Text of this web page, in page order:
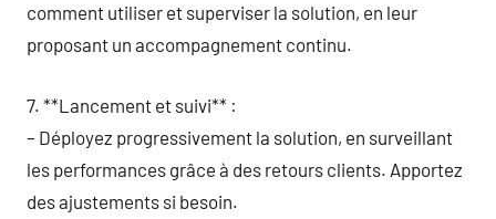
comment utiliser et superviser la solution, en leur
proposant un accompagnement continu.
7. **Lancement et suivi** :
– Déployez progressivement la solution, en surveillant
les performances grâce à des retours clients. Apportez
des ajustements si besoin.